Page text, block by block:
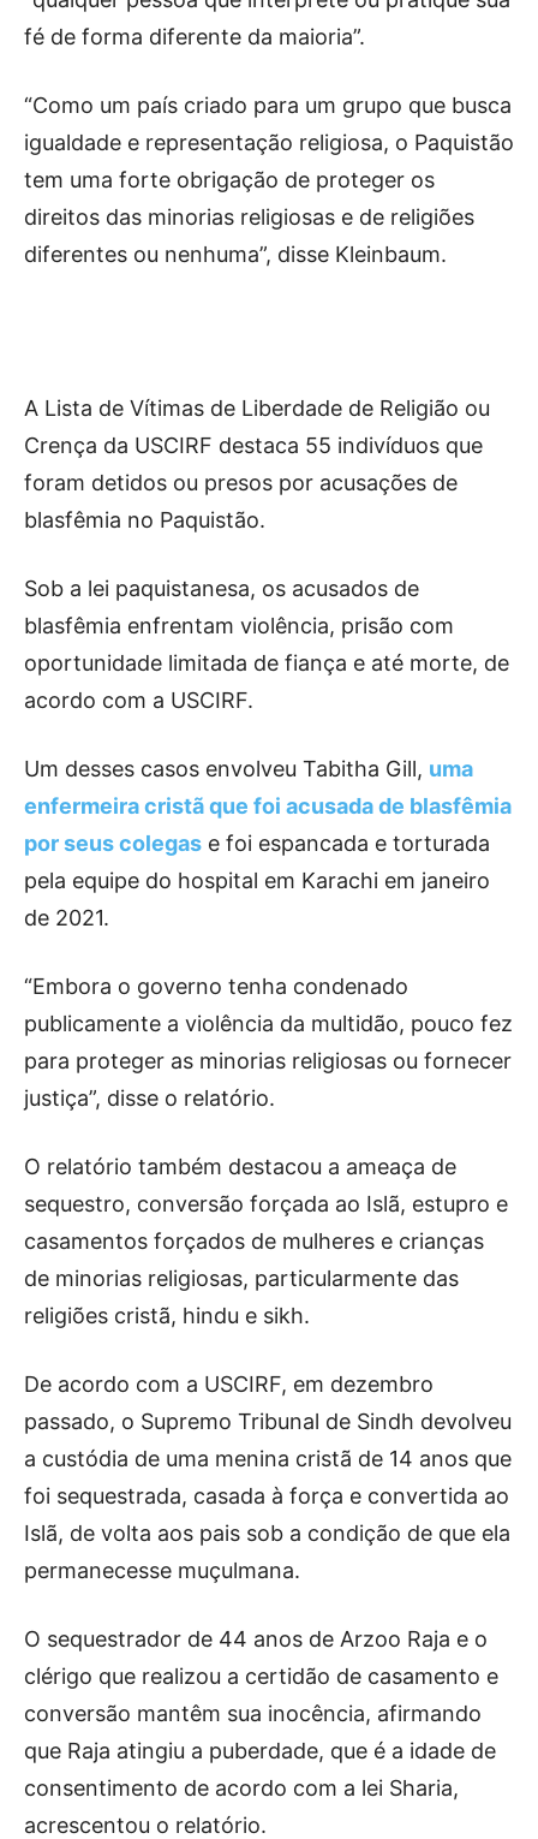
fé de forma diferente da maioria”.
“Como um país criado para um grupo que busca
igualdade e representação religiosa, o Paquistão
tem uma forte obrigação de proteger os
direitos das minorias religiosas e de religiões
diferentes ou nenhuma”, disse Kleinbaum.
A Lista de Vítimas de Liberdade de Religião ou
Crença da USCIRF destaca 55 indivíduos que
foram detidos ou presos por acusações de
blasfêmia no Paquistão.
Sob a lei paquistanesa, os acusados ​​de
blasfêmia enfrentam violência, prisão com
oportunidade limitada de fiança e até morte, de
acordo com a USCIRF.
Um desses casos envolveu Tabitha Gill, uma
enfermeira cristã que foi acusada de blasfêmia
por seus colegas e foi espancada e torturada
pela equipe do hospital em Karachi em janeiro
de 2021.
“Embora o governo tenha condenado
publicamente a violência da multidão, pouco fez
para proteger as minorias religiosas ou fornecer
justiça”, disse o relatório.
O relatório também destacou a ameaça de
sequestro, conversão forçada ao Islã, estupro e
casamentos forçados de mulheres e crianças
de minorias religiosas, particularmente das
religiões cristã, hindu e sikh.
De acordo com a USCIRF, em dezembro
passado, o Supremo Tribunal de Sindh devolveu
a custódia de uma menina cristã de 14 anos que
foi sequestrada, casada à força e convertida ao
Islã, de volta aos pais sob a condição de que ela
permanecesse muçulmana.
O sequestrador de 44 anos de Arzoo Raja e o
clérigo que realizou a certidão de casamento e
conversão mantêm sua inocência, afirmando
que Raja atingiu a puberdade, que é a idade de
consentimento de acordo com a lei Sharia,
acrescentou o relatório.